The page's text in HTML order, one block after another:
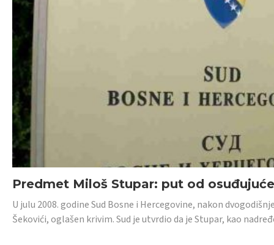
Predmet Miloš Stupar: put od
U julu 2008. godine Sud Bosne i Hercegovine, nakon
Šekovići, oglašen krivim. Sud je utvrdio da je Stupar, kao